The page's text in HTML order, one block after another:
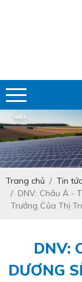
Trang chủ
Tin tức
DNV: Châu Á -
Trưởng Của Thị
DNV:
DƯƠNG